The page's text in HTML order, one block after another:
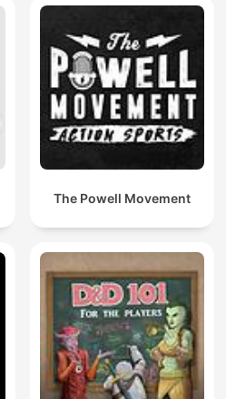
The Powell Movement